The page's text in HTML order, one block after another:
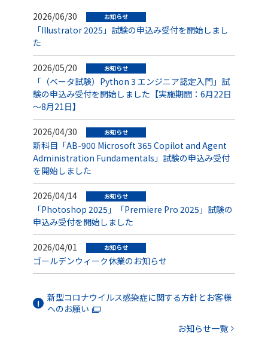
2026/06/30 お知らせ
「Illustrator 2025」試験の申込み受付を開始しまし
た
2026/05/20 お知らせ
「（ベータ試験）Python 3 エンジニア認定入門」試
験の申込み受付を開始しました【実施期間：6月22日
～8月21日】
2026/04/30 お知らせ
新科目「AB-900 Microsoft 365 Copilot and Agent
Administration Fundamentals」試験の申込み受付
を開始しました
2026/04/14 お知らせ
「Photoshop 2025」「Premiere Pro 2025」試験の
申込み受付を開始しました
2026/04/01 お知らせ
ゴールデンウィーク休業のお知らせ
新型コロナウイルス感染症に関する方針とお客様
へのお願い
お知らせ一覧